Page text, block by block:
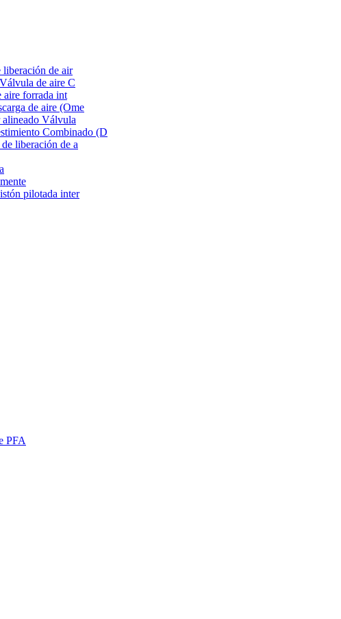
de air
de aire C
aire forrada int
de aire (Ome
Válvula
Combinado (D
liberación de a
pilotada inter
PFA